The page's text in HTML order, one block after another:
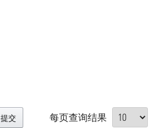
每页查询结果